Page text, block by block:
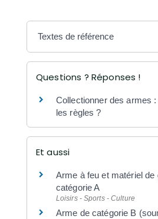
Textes de référence
Questions ? Réponses !
Collectionner des armes
les règles ?
Et aussi
Arme à feu et matériel de
catégorie A
Loisirs - Sports - Culture
Arme de catégorie B